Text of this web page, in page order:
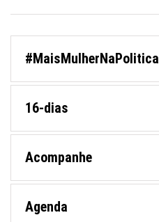
#MaisMulherNaPolitica
16-dias
Acompanhe
Agenda